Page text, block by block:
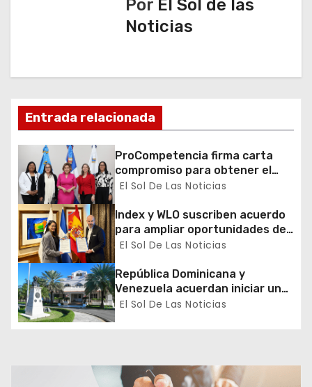
d
e
e
n
t
r
a
d
a
Por El Sol de las
Noticias
Entrada relacionada
ProCompetencia firma carta
compromiso para obtener el
Sello Igualando RD para el
El Sol De Las Noticias
Index y WLO suscriben acuerdo
para ampliar oportunidades de
formación de dominicanos en el
El Sol De Las Noticias
República Dominicana y
Venezuela acuerdan iniciar un
proceso de normalización
El Sol De Las Noticias